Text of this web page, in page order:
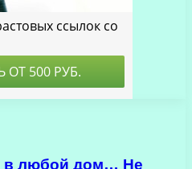
в любой дом… Не